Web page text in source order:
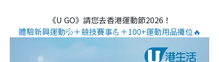
《U GO》請您去香港運動節2026！
體驗新興運動💦＋競技賽事💪＋100+運動用品攤位🔥